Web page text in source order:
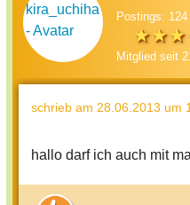
Postings: 124
Mitglied seit
schrieb am 28.06.2013 um
hallo darf ich auch mit